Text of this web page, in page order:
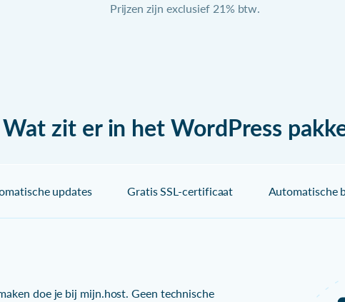
Prijzen zijn exclusief 21% btw.
Wat zit er in het WordPress
updates Gratis SSL-certificaat Automatische
doe je bij mijn.host. Geen technische